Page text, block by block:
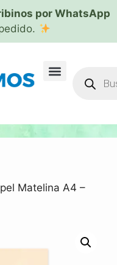
por WhatsApp
Matelina A4 –